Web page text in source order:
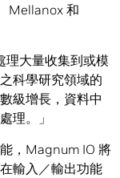
Mellanox 和
理大量收集到或模
科學研究領域的
級增長，資料中
理。」
，Magnum IO 將
輸入／輸出功能